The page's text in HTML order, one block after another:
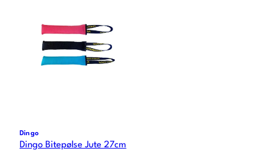
Dingo
Dingo Bitepølse Jute 27cm